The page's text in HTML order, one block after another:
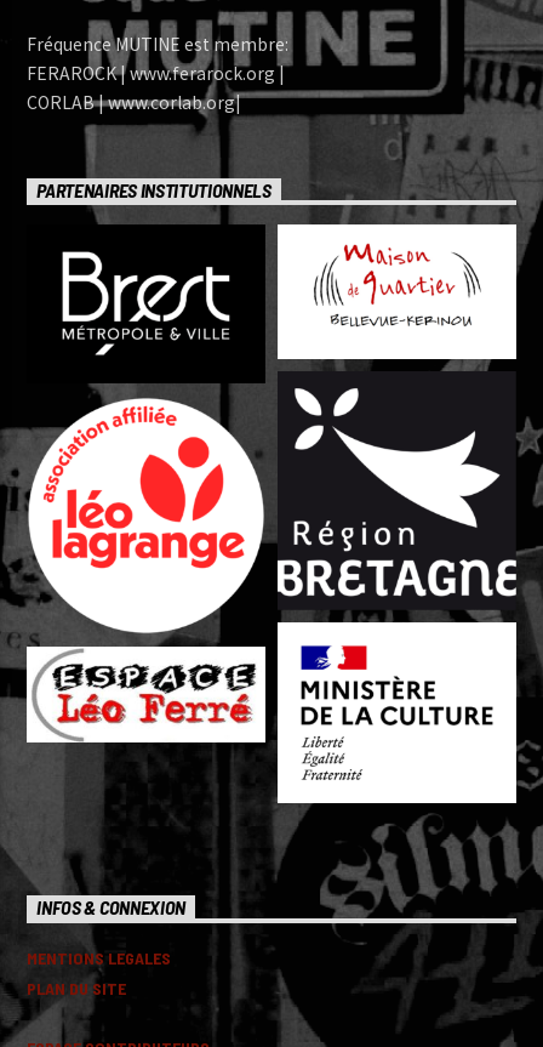
Fréquence MUTINE est membre:
FERAROCK | www.ferarock.org |
CORLAB | www.corlab.org|
PARTENAIRES INSTITUTIONNELS
INFOS & CONNEXION
MENTIONS LEGALES
PLAN DU SITE